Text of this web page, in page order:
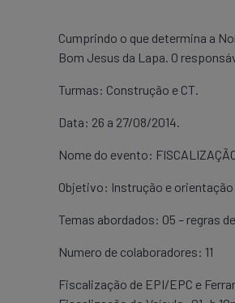
Cumprindo o que determina a
Bom Jesus da Lapa. O
Turmas: Construção e CT.
Data: 26 a 27/08/2014.
Nome do evento:
Objetivo: Instrução e orientação
Temas abordados: 05 – regras
Numero de colaboradores: 11
Fiscalização de EPI/EPC e